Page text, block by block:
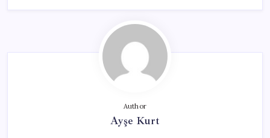
Author
Ayşe Kurt